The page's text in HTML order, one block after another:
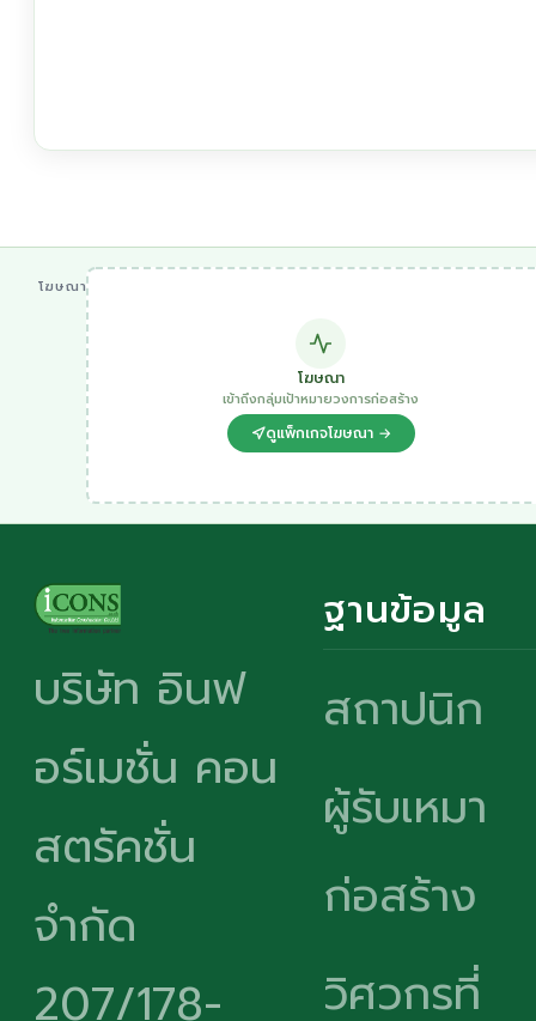
โฆษณา
โฆษณา
เข้าถึงกลุ่มเป้าหมายวงการก่อสร้าง
ดูแพ็กเกจโฆษณา →
บริษัท อินฟ
อร์เมชั่น คอน
สตรัคชั่น
จำกัด
207/178-
ฐานข้อมูล
สถาปนิก
ผู้รับเหมา
ก่อสร้าง
วิศวกรที่